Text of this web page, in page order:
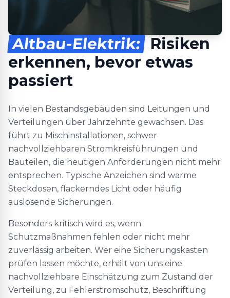
Altbau-Elektrik: Risiken
erkennen, bevor etwas
passiert
In vielen Bestandsgebäuden sind Leitungen und
Verteilungen über Jahrzehnte gewachsen. Das
führt zu Mischinstallationen, schwer
nachvollziehbaren Stromkreisführungen und
Bauteilen, die heutigen Anforderungen nicht mehr
entsprechen. Typische Anzeichen sind warme
Steckdosen, flackerndes Licht oder häufig
auslösende Sicherungen.
Besonders kritisch wird es, wenn
Schutzmaßnahmen fehlen oder nicht mehr
zuverlässig arbeiten. Wer eine Sicherungskasten
prüfen lassen möchte, erhält von uns eine
nachvollziehbare Einschätzung zum Zustand der
Verteilung, zu Fehlerstromschutz, Beschriftung